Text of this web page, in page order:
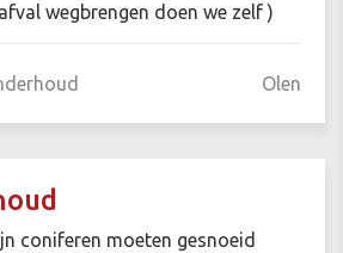
wegbrengen doen we zelf )
Olen
coniferen moeten gesnoeid